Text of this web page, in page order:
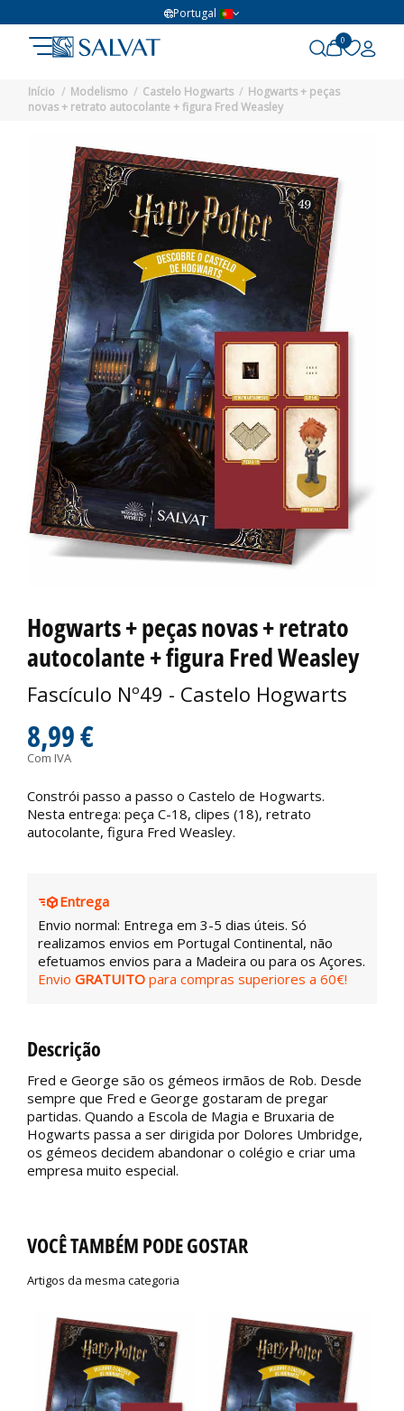
Portugal
0
Início Modelismo Castelo Hogwarts
Hogwarts + peças
novas + retrato autocolante + figura Fred Weasley
Hogwarts + peças novas + retrato
autocolante + figura Fred Weasley
Fascículo Nº49 - Castelo Hogwarts
8,99 €
Com IVA
Constrói passo a passo o Castelo de Hogwarts.
Nesta entrega: peça C-18, clipes (18), retrato
autocolante, figura Fred Weasley.
Entrega
Envio normal: Entrega em 3-5 dias úteis. Só
realizamos envios em Portugal Continental, não
efetuamos envios para a Madeira ou para os Açores.
Envio GRATUITO para compras superiores a 60€!
Descrição
Fred e George são os gémeos irmãos de Rob. Desde
sempre que Fred e George gostaram de pregar
partidas. Quando a Escola de Magia e Bruxaria de
Hogwarts passa a ser dirigida por Dolores Umbridge,
os gémeos decidem abandonar o colégio e criar uma
empresa muito especial.
VOCÊ TAMBÉM PODE GOSTAR
Artigos da mesma categoria